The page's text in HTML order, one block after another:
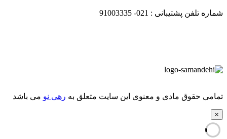
شماره تلفن پشتیبانی : 021-
91003335
تمامی حقوق مادی و معنوی این سایت متعلق به رهی نو می باشد
×